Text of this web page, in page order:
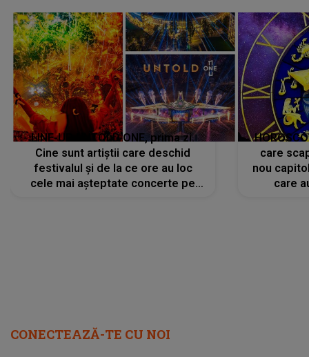
LINE-UP UNTOLD ONE, prima zi.
Cine sunt artiștii care deschid
festivalul și de la ce ore au loc
cele mai așteptate concerte pe
care
nou
care
CONECTEAZĂ-TE CU NOI